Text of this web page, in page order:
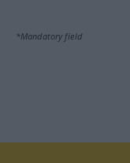
*Mandatory field